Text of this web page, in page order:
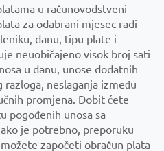
u računovodstveni
za odabrani mjesec radi
danu, tipu plate i
neuobičajeno visok broj sati
u danu, unose dodatnih
neslaganja između
promjena. Dobit ćete
pogođenih unosa sa
je potrebno, preporuku
započeti obračun plata